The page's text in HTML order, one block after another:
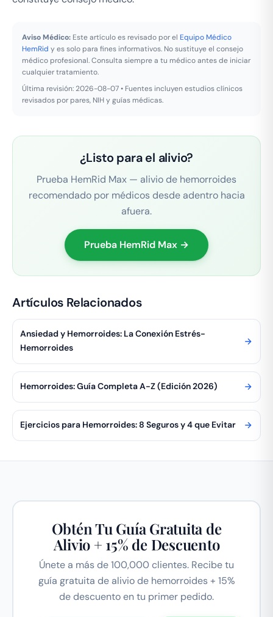
Aviso Médico: Este artículo es revisado por el Equipo Médico
HemRid y es solo para fines informativos. No sustituye el consejo
médico profesional. Consulta siempre a tu médico antes de iniciar
cualquier tratamiento.
Última revisión: 2026-08-07 • Fuentes incluyen estudios clínicos
revisados por pares, NIH y guías médicas.
¿Listo para el alivio?
Prueba HemRid Max — alivio de hemorroides
recomendado por médicos desde adentro hacia
afuera.
Prueba HemRid Max →
Artículos Relacionados
Ansiedad y Hemorroides: La Conexión Estrés-
Hemorroides
Hemorroides: Guía Completa A-Z (Edición 2026)
Ejercicios para Hemorroides: 8 Seguros y 4 que Evitar
Obtén Tu Guía Gratuita de
Alivio + 15% de Descuento
Únete a más de 100,000 clientes. Recibe tu
guía gratuita de alivio de hemorroides + 15%
de descuento en tu primer pedido.